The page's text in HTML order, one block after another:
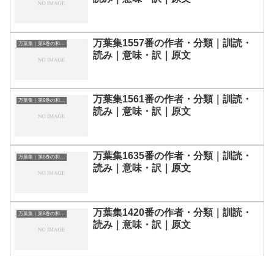
万葉集｜第8巻の和歌一覧
万葉集1557番の作者・分類｜訓読・
読み｜意味・訳｜原文
万葉集｜第8巻の和歌一覧
万葉集1561番の作者・分類｜訓読・
読み｜意味・訳｜原文
万葉集｜第8巻の和歌一覧
万葉集1635番の作者・分類｜訓読・
読み｜意味・訳｜原文
万葉集｜第8巻の和歌一覧
万葉集1420番の作者・分類｜訓読・
読み｜意味・訳｜原文